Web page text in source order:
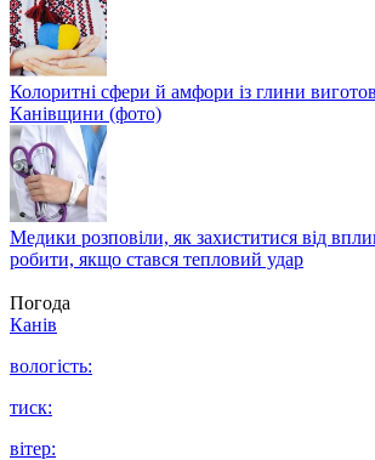
Колоритні сфери й амфори із глини
Канівщини (фото)
Медики розповіли, як захиститися від
робити, якщо стався тепловий удар
Погода
Канів
вологість:
тиск:
вітер: